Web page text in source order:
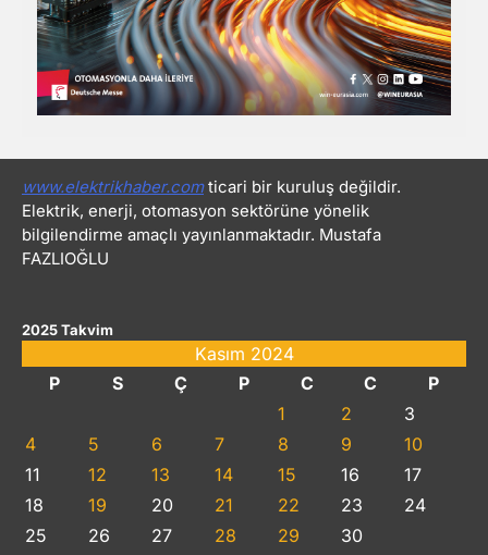
www.elektrikhaber.comticari bir kuruluş değildir.
Elektrik, enerji, otomasyon sektörüne yönelik
bilgilendirme amaçlı yayınlanmaktadır. Mustafa
FAZLIOĞLU
2025 Takvim
Kasım 2024
P
S Ç P C C
P
1
2
3
4
5 6 7 8 9
10
11
12 13 14 15 16
17
18
19 20 21 22 23
24
25
26 27 28 29 30